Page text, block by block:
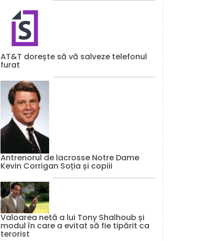
AT&T dorește să vă salveze telefonul
furat
Antrenorul de lacrosse Notre Dame
Kevin Corrigan Soția și copiii
Valoarea netă a lui Tony Shalhoub și
modul în care a evitat să fie tipărit ca
terorist